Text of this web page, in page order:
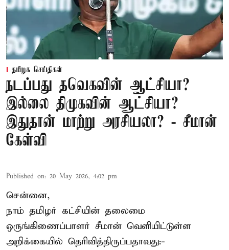
தமிழக செய்திகள்
நடப்பது தவெகவின் ஆட்சியா?
இல்லை திமுகவின் ஆட்சியா?
இதுதான் மாற்று அரசியலா? - சீமான்
கேள்வி
Published on: 20 May 2026, 4:02 pm
சென்னை,
நாம் தமிழர் கட்சியின் தலைமை
ஒருங்கிணைப்பாளர் சீமான் வெளியிட்டுள்ள
அறிக்கையில் தெரிவித்திருப்பதாவது:-